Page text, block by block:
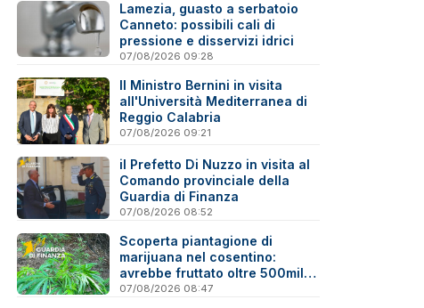
Lamezia, guasto a serbatoio
Canneto: possibili cali di
pressione e disservizi idrici
07/08/2026 09:28
Il Ministro Bernini in visita
all'Università Mediterranea di
Reggio Calabria
07/08/2026 09:21
il Prefetto Di Nuzzo in visita al
Comando provinciale della
Guardia di Finanza
07/08/2026 08:52
Scoperta piantagione di
marijuana nel cosentino:
avrebbe fruttato oltre 500mila
euro
07/08/2026 08:47